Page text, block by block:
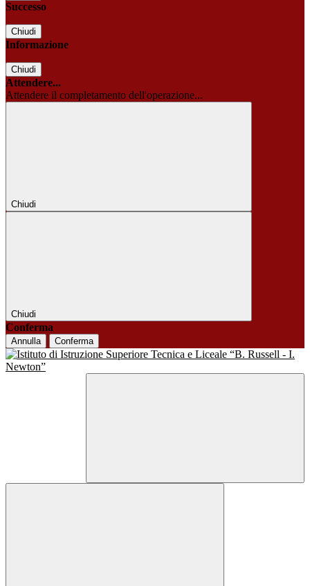
Successo
Chiudi
Informazione
Chiudi
Attendere...
Attendere il completamento dell'operazione...
Chiudi
Chiudi
Conferma
Annulla Conferma